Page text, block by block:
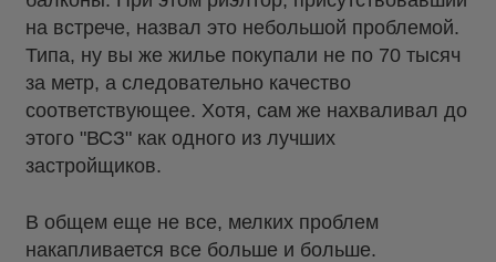
на встрече, назвал это небольшой проблемой.
Типа, ну вы же жилье покупали не по 70 тысяч
за метр, а следовательно качество
соответствующее. Хотя, сам же нахваливал до
этого "ВСЗ" как одного из лучших
застройщиков.
В общем еще не все, мелких проблем
накапливается все больше и больше.